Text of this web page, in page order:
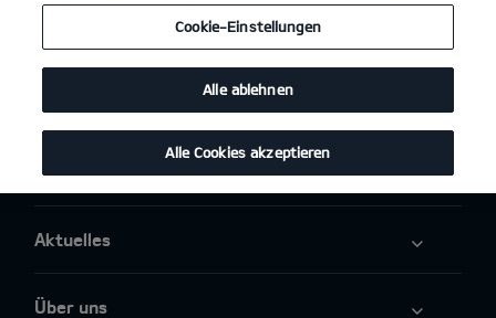
Elektromobilität
Aktuelles
Über uns
Cookie-Einstellungen
Alle ablehnen
Alle Cookies akzeptieren